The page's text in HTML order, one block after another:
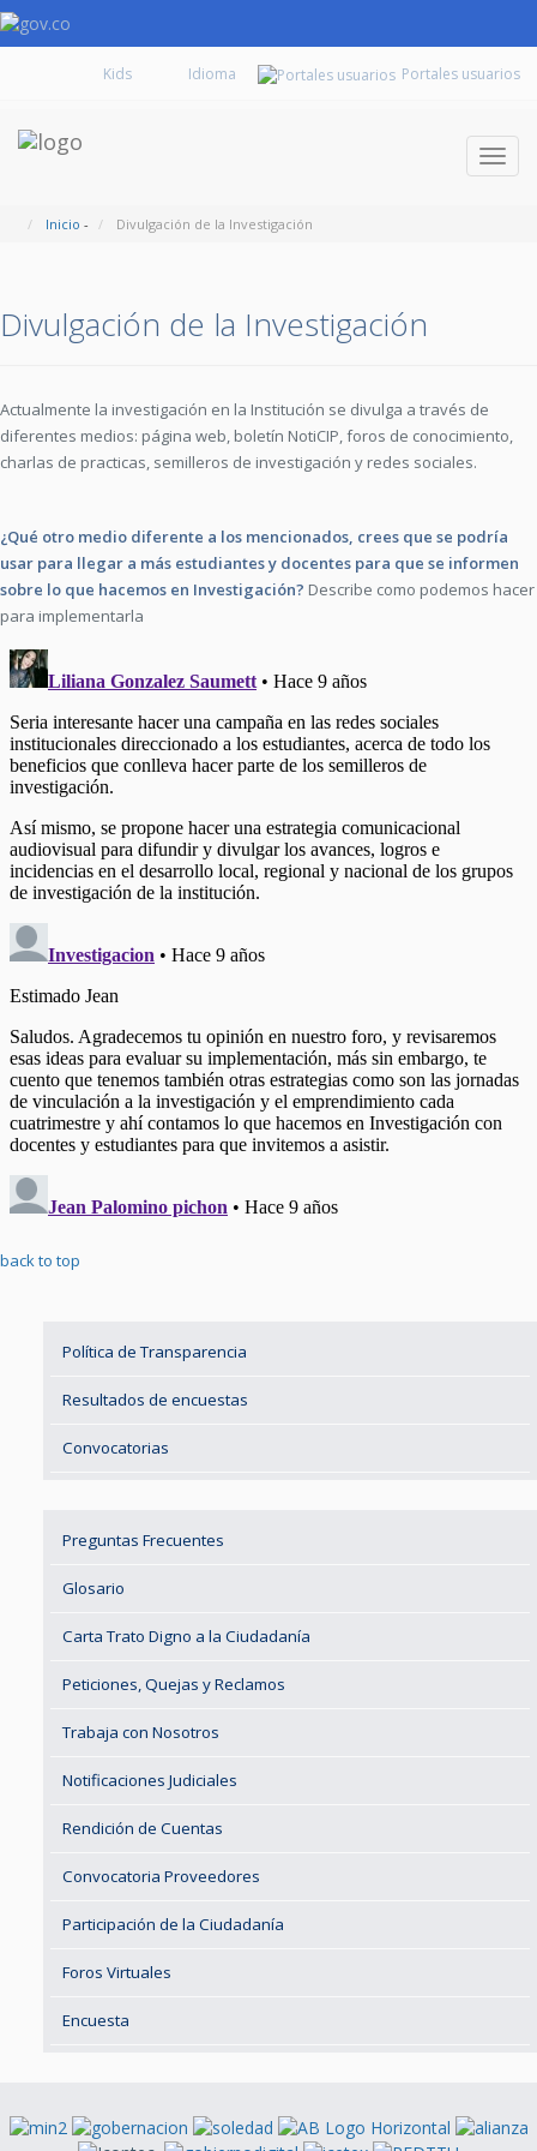
Kids Portales usuarios
Inicio - Divulgación de la Investigación
Divulgación de la Investigación
Actualmente la investigación en la Institución se divulga a través de
diferentes medios: página web, boletín NotiCIP, foros de conocimiento,
charlas de practicas, semilleros de investigación y redes sociales.
¿Qué otro medio diferente a los mencionados, crees que se podría
usar para llegar a más estudiantes y docentes para que se informen
sobre lo que hacemos en Investigación? Describe como podemos hacer
para implementarla
back to top
Política de Transparencia
Resultados de encuestas
Convocatorias
Preguntas Frecuentes
Glosario
Carta Trato Digno a la Ciudadanía
Peticiones, Quejas y Reclamos
Trabaja con Nosotros
Notificaciones Judiciales
Rendición de Cuentas
Convocatoria Proveedores
Participación de la Ciudadanía
Foros Virtuales
Encuesta